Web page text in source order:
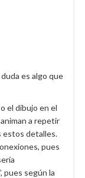
es algo que
el dibujo en el
a repetir
estos detalles.
pues
pues según la